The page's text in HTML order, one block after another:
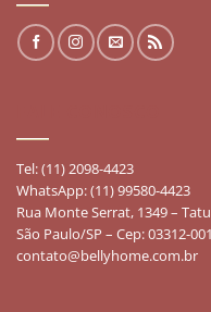
Tel: (11) 2098-4423
WhatsApp: (11) 99580-4423
Rua Monte Serrat, 1349 –
São Paulo/SP – Cep: 03312-001
contato@bellyhome.com.br